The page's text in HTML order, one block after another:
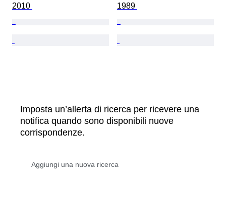
2010
1989
Imposta un’allerta di ricerca per ricevere una
notifica quando sono disponibili nuove
corrispondenze.